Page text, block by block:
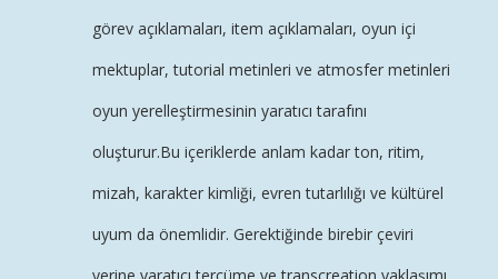
görev açıklamaları, item açıklamaları, oyun içi
mektuplar, tutorial metinleri ve atmosfer metinleri
oyun yerelleştirmesinin yaratıcı tarafını
oluşturur.Bu içeriklerde anlam kadar ton, ritim,
mizah, karakter kimliği, evren tutarlılığı ve kültürel
uyum da önemlidir. Gerektiğinde birebir çeviri